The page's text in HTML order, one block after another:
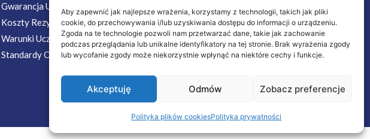
Aby zapewnić jak najlepsze wrażenia, korzystamy z technologii, takich jak pliki
cookie, do przechowywania i/lub uzyskiwania dostępu do informacji o urządzeniu.
Zgoda na te technologie pozwoli nam przetwarzać dane, takie jak zachowanie
podczas przeglądania lub unikalne identyfikatory na tej stronie. Brak wyrażenia zgody
lub wycofanie zgody może niekorzystnie wpłynąć na niektóre cechy i funkcje.
Akceptuję Odmów Zobacz preferencje
Polityka plików cookiesPolityka prywatności
Gwarancja Ubezpieczeniowa
Koszty Rezygnacji Ubezpieczenie
Warunki Uczestnictwa
Standardy Ochrony Małoletnich
O nas
Kontakt